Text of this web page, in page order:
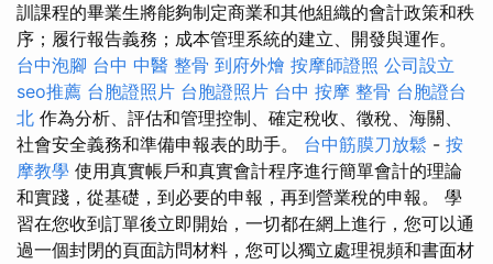
訓課程的畢業生將能夠制定商業和其他組織的會計政策和秩
序；履行報告義務；成本管理系統的建立、開發與運作。
台中泡腳 台中 中醫 整骨 到府外燴 按摩師證照 公司設立
seo推薦 台胞證照片 台胞證照片 台中 按摩 整骨 台胞證台
北 作為分析、評估和管理控制、確定稅收、徵稅、海關、
社會安全義務和準備申報表的助手。 台中筋膜刀放鬆 - 按
摩教學 使用真實帳戶和真實會計程序進行簡單會計的理論
和實踐，從基礎，到必要的申報，再到營業稅的申報。 學
習在您收到訂單後立即開始，一切都在網上進行，您可以通
過一個封閉的頁面訪問材料，您可以獨立處理視頻和書面材